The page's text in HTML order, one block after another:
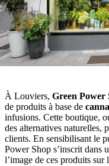
À Louviers, Green Power
de produits à base de
infusions. Cette boutique,
des alternatives naturelles,
clients. En sensibilisant le
Power Shop s’inscrit dans
l’image de ces produits